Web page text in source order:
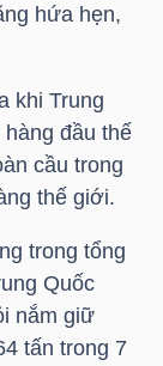
hứa hẹn,
khi Trung
đầu thế
cầu trong
thế giới.
trong tổng
Quốc
nắm giữ
tấn trong 7